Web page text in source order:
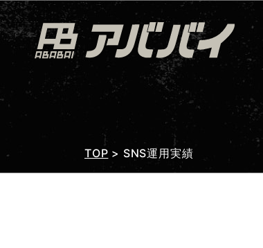
TOP > SNS運用実績